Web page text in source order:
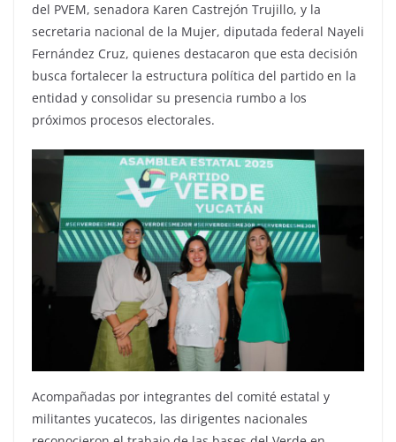
del PVEM, senadora Karen Castrejón Trujillo, y la
secretaria nacional de la Mujer, diputada federal Nayeli
Fernández Cruz, quienes destacaron que esta decisión
busca fortalecer la estructura política del partido en la
entidad y consolidar su presencia rumbo a los
próximos procesos electorales.
Acompañadas por integrantes del comité estatal y
militantes yucatecos, las dirigentes nacionales